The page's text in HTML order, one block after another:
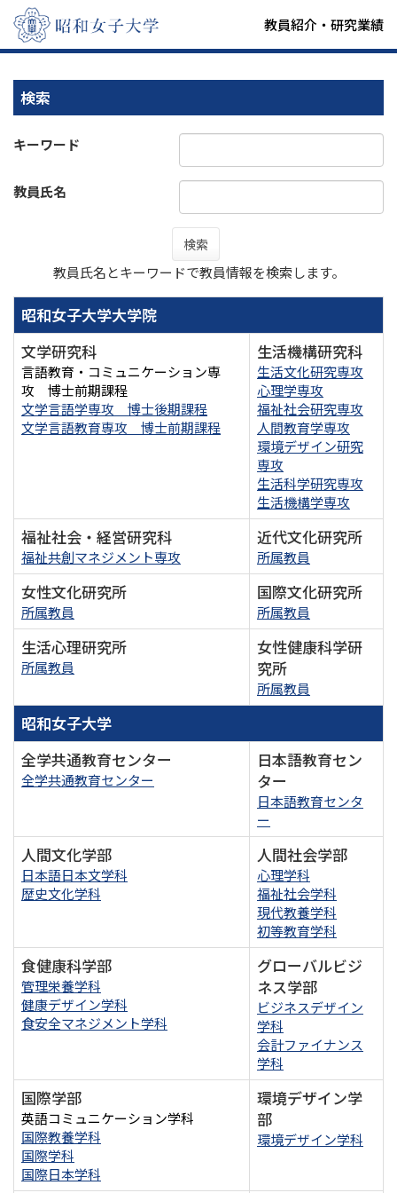
教員紹介・研究業績
検索
キーワード
教員氏名
検索
教員氏名とキーワードで教員情報を検索します。
昭和女子大学大学院
文学研究科
言語教育・コミュニケーション専
攻 博士前期課程
文学言語学専攻 博士後期課程
文学言語教育専攻 博士前期課程
生活機構研究科
生活文化研究専攻
心理学専攻
福祉社会研究専攻
人間教育学専攻
環境デザイン研究
専攻
生活科学研究専攻
生活機構学専攻
福祉社会・経営研究科
福祉共創マネジメント専攻
近代文化研究所
所属教員
女性文化研究所
所属教員
国際文化研究所
所属教員
生活心理研究所
所属教員
女性健康科学研
究所
所属教員
昭和女子大学
全学共通教育センター
全学共通教育センター
日本語教育セン
ター
日本語教育センタ
ー
人間文化学部
日本語日本文学科
歴史文化学科
人間社会学部
心理学科
福祉社会学科
現代教養学科
初等教育学科
食健康科学部
管理栄養学科
健康デザイン学科
食安全マネジメント学科
グローバルビジ
ネス学部
ビジネスデザイン
学科
会計ファイナンス
学科
国際学部
英語コミュニケーション学科
国際教養学科
国際学科
国際日本学科
環境デザイン学
部
環境デザイン学科